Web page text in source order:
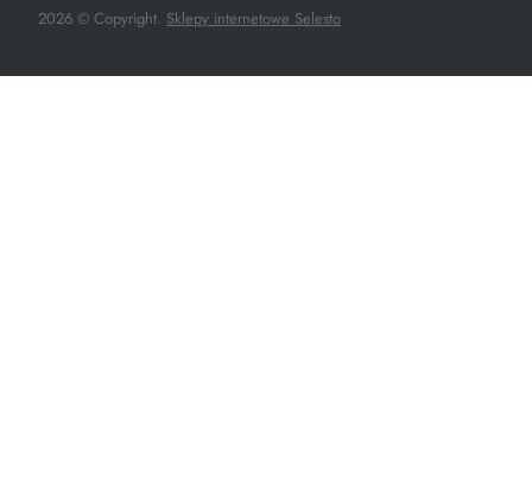
2026 © Copyright. Sklepy internetowe Selesto